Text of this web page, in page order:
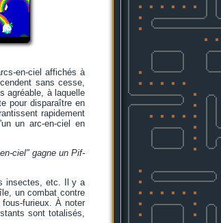
en-ciel affichés à
sans cesse,
agréable, à laquelle
pour disparaître en
rapidement
un arc-en-ciel en
ciel" gagne un Pif-
insectes, etc. Il y a
un combat contre
furieux. À noter
sont totalisés,